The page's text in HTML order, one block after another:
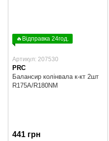
🔥Відправка 24год.
Артикул: 207530
PRC
Балансир колінвала к-кт 2шт
R175A/R180NM
441 грн